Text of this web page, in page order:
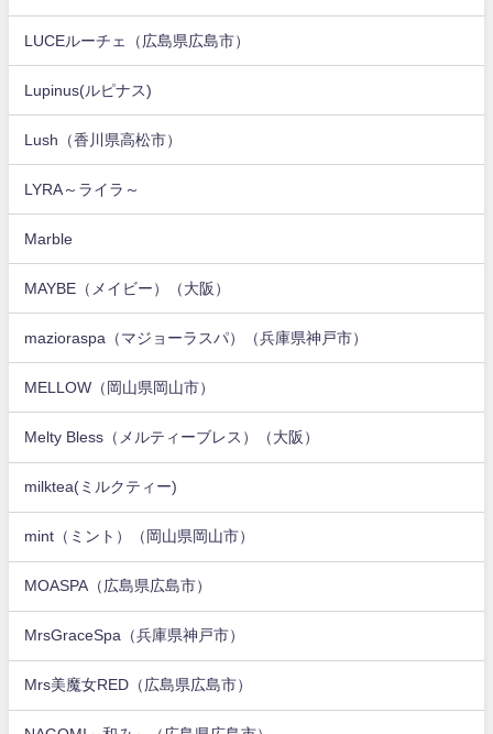
LUCEルーチェ（広島県広島市）
Lupinus(ルピナス)
Lush（香川県高松市）
LYRA～ライラ～
Marble
MAYBE（メイビー）（大阪）
mazioraspa（マジョーラスパ）（兵庫県神戸市）
MELLOW（岡山県岡山市）
Melty Bless（メルティーブレス）（大阪）
milktea(ミルクティー)
mint（ミント）（岡山県岡山市）
MOASPA（広島県広島市）
MrsGraceSpa（兵庫県神戸市）
Mrs美魔女RED（広島県広島市）